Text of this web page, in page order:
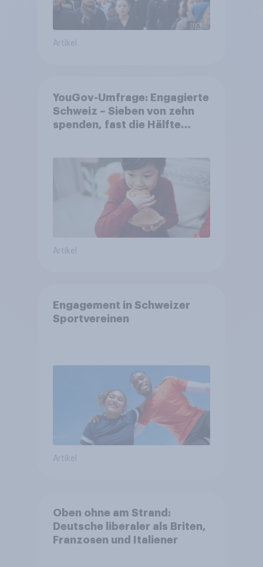
Artikel
YouGov-Umfrage: Engagierte
Schweiz – Sieben von zehn
spenden, fast die Hälfte
Artikel
Engagement in Schweizer
Sportvereinen
Artikel
Oben ohne am Strand:
Deutsche liberaler als Briten,
Franzosen und Italiener